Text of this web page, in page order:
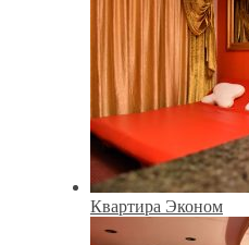
Квартира Эконом